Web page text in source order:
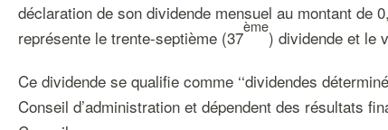
déclaration de son dividende mensuel au montant de
représente le trente-septième (37
ème
) dividende et le
Ce dividende se qualifie comme ‘‘dividendes
Conseil d’administration et dépendent des résultats